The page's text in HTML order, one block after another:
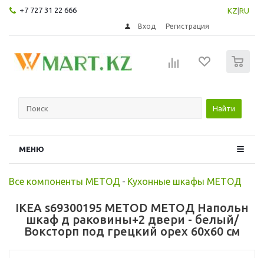
+7 727 31 22 666 KZ RU
Вход Регистрация
Найти
МЕНЮ
Все компоненты МЕТОД - Кухонные шкафы МЕТОД
IKEA s69300195 METOD МЕТОД Напольн
шкаф д раковины+2 двери - белый/
Воксторп под грецкий орех 60x60 см